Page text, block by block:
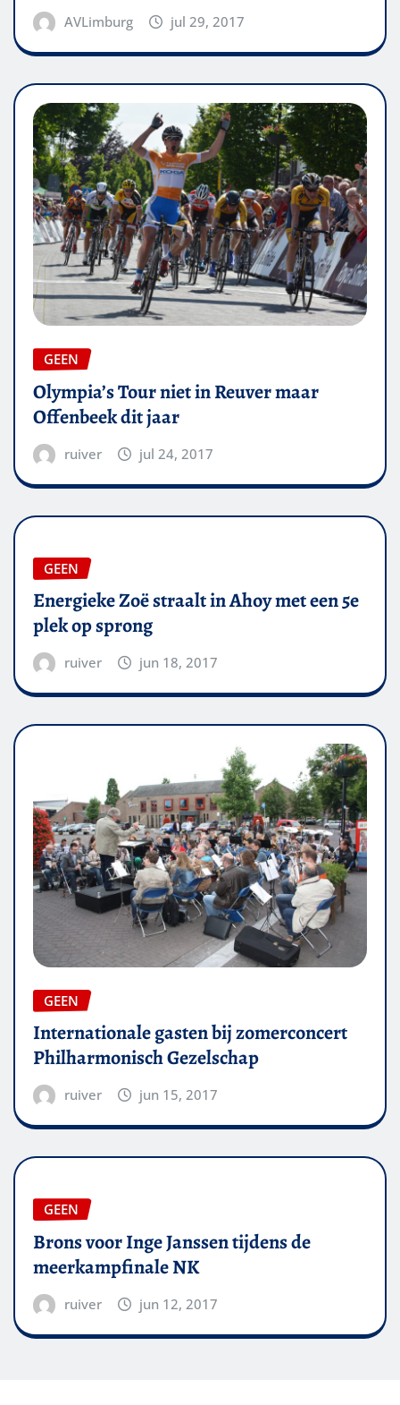
AVLimburg jul 29, 2017
GEEN
Olympia’s Tour niet in Reuver maar
Offenbeek dit jaar
ruiver jul 24, 2017
GEEN
Energieke Zoë straalt in Ahoy met een 5e
plek op sprong
ruiver jun 18, 2017
GEEN
Internationale gasten bij zomerconcert
Philharmonisch Gezelschap
ruiver jun 15, 2017
GEEN
Brons voor Inge Janssen tijdens de
meerkampfinale NK
ruiver jun 12, 2017